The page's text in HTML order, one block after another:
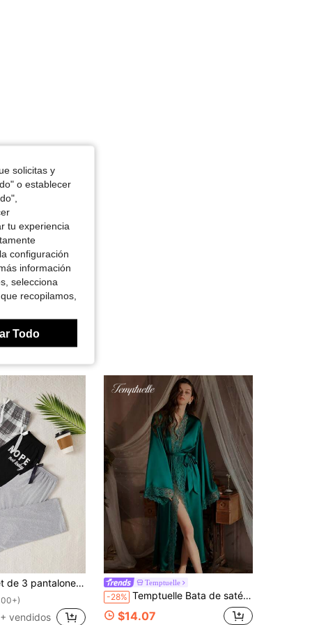
de estar por casa con cintura elástica y estampado, ropa de otoño e invierno
vendidos
Temptuelle
-28% Temptuelle Bata de satén elegante verde pavo real, con adorno de encaje suave, mangas largas acampanadas, sedosa y cómoda, con cinturón, adecuada para uso en el hogar
$14.07
solicitas y
o establecer
tu experiencia
configuración
información
selecciona
recopilamos,
Todo